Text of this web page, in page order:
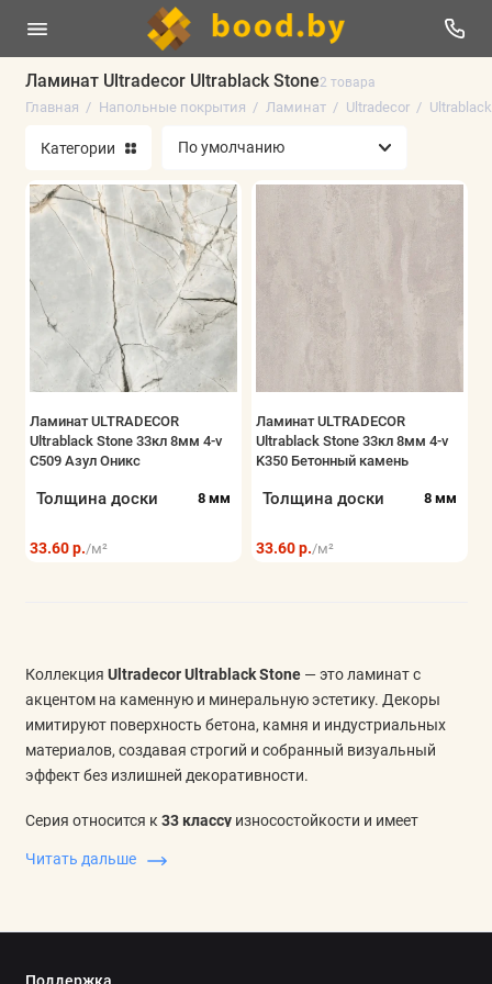
Ламинат Ultradecor Ultrablack Stone2 товара
Главная Напольные покрытия Ламинат Ultradecor
Ламинат
Виниловые полы
Паркетная доска
Ковролин
Искусственная трава
Аксессуары
Категории
Ламинат ULTRADECOR
Ultrablack Stone 33кл 8мм 4-v
C509 Азул Оникс
Толщина доски 8 мм
33.60 р./м²
Ламинат ULTRADECOR
Ultrablack Stone 33кл 8мм 4-v
K350 Бетонный камень
Толщина доски 8 мм
33.60 р./м²
Коллекция Ultradecor Ultrablack Stone— это ламинат с
акцентом на каменную и минеральную эстетику. Декоры
имитируют поверхность бетона, камня и индустриальных
материалов, создавая строгий и собранный визуальный
эффект без излишней декоративности.
Серия относится к 33 классуизносостойкости и имеет
помещений с активной эксплуатацией.
Читать дальше